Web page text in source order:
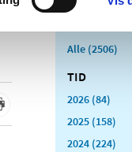
Alle (2506)
TID
2026 (84)
2025 (158)
2024 (224)